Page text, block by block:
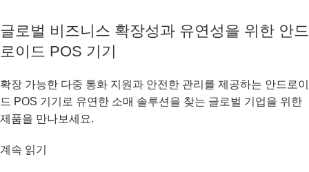
글로벌 비즈니스 확장성과 유연성을 위한 안드
로이드 POS 기기
확장 가능한 다중 통화 지원과 안전한 관리를 제공하는 안드로이
드 POS 기기로 유연한 소매 솔루션을 찾는 글로벌 기업을 위한
제품을 만나보세요.
계속 읽기